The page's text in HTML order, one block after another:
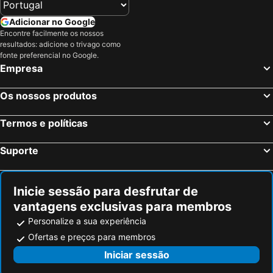
Quinta dos Rochas
Victoria Studio
FOUR SEASONS VILAMOURA
Barco Casa Fuzeta
Portimão, Algarve Hotéis
Tavira, Algarve Hotéis
Alvor, Algarve Hotéis
Carvoeiro, Algarve Hotéis
Funchal, Madeira Hotéis
Figueira da Foz, Centro de Portugal Hotéis
Adicionar no Google
Encontre facilmente os nossos
resultados: adicione o trivago como
fonte preferencial no Google.
Empresa
Os nossos produtos
Termos e políticas
Suporte
Inicie sessão para desfrutar de
vantagens exclusivas para membros
Personalize a sua experiência
Ofertas e preços para membros
Iniciar sessão